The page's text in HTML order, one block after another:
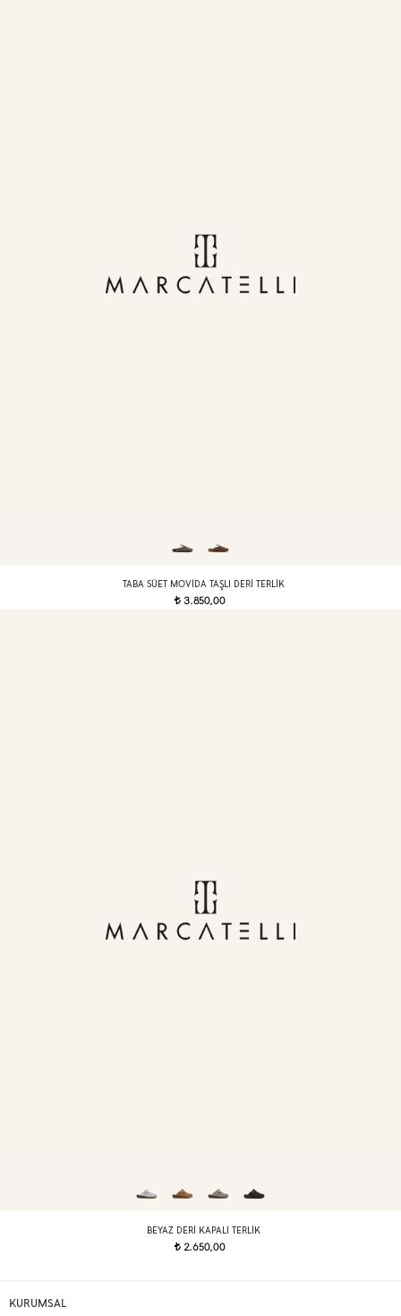
TABA SÜET MOVIDA TAŞLI DERI TERLIK
t3.850,00
BEYAZ DERI KAPALI TERLIK
t2.650,00
KURUMSAL